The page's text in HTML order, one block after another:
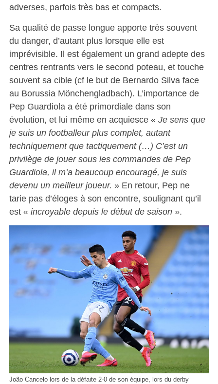
adverses, parfois très bas et compacts.
Sa qualité de passe longue apporte très souvent
du danger, d’autant plus lorsque elle est
imprévisible. Il est également un grand adepte des
centres rentrants vers le second poteau, et touche
souvent sa cible (cf le but de Bernardo Silva face
au Borussia Mönchengladbach). L’importance de
Pep Guardiola a été primordiale dans son
évolution, et lui même en acquiesce « Je sens que
je suis un footballeur plus complet, autant
techniquement que tactiquement (…) C’est un
privilège de jouer sous les commandes de Pep
Guardiola, il m’a beaucoup encouragé, je suis
devenu un meilleur joueur. » En retour, Pep ne
tarie pas d’éloges à son encontre, soulignant qu’il
est « incroyable depuis le début de saison».
João Cancelo lors de la défaite 2-0 de son équipe, lors du derby